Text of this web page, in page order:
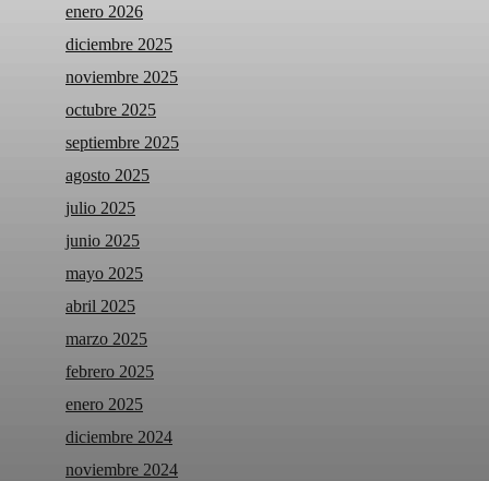
enero 2026
diciembre 2025
noviembre 2025
octubre 2025
septiembre 2025
agosto 2025
julio 2025
junio 2025
mayo 2025
abril 2025
marzo 2025
febrero 2025
enero 2025
diciembre 2024
noviembre 2024